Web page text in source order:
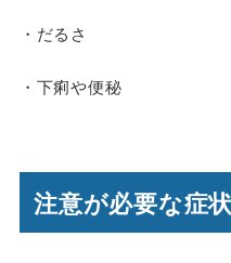
・だるさ
・下痢や便秘
注意が必要な症状